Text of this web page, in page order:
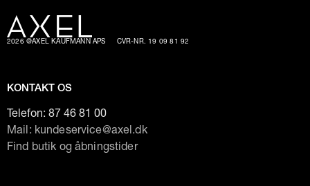
2026 @AXEL KAUFMANN APS CVR-NR. 19 09 81 92
KONTAKT OS
Telefon: 87 46 81 00
Mail: kundeservice@axel.dk
Find butik og åbningstider